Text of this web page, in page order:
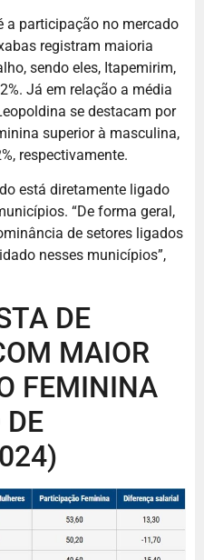
a participação no mercado
registram maioria
sendo eles, Itapemirim,
Já em relação a média
se destacam por
superior à masculina,
respectivamente.
está diretamente ligado
“De forma geral,
de setores ligados
nesses municípios”,
DE
MAIOR
FEMININA